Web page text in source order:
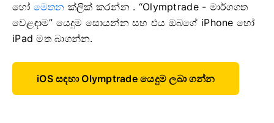
හෝ මෙතන ක්ලික් කරන්න . “Olymptrade - මාර්ගගත
වෙළඳාම” යෙදුම සොයන්න සහ එය ඔබගේ iPhone හෝ
iPad මත බාගන්න.
iOS සඳහා Olymptrade යෙදුම ලබා ගන්න